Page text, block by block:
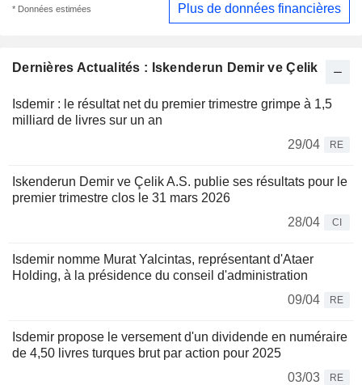
Dernières Actualités : Iskenderun Demir ve Çelik
Isdemir : le résultat net du premier trimestre grimpe à 1,5
milliard de livres sur un an
29/04
RE
Iskenderun Demir ve Çelik A.S. publie ses résultats pour le
premier trimestre clos le 31 mars 2026
28/04
CI
Isdemir nomme Murat Yalcintas, représentant d'Ataer
Holding, à la présidence du conseil d'administration
09/04
RE
Isdemir propose le versement d'un dividende en numéraire
de 4,50 livres turques brut par action pour 2025
03/03
RE
* Données estimées Plus de données financières